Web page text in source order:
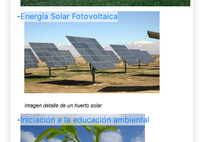
-Energía Solar Fotovoltaica
-Iniciación a la educación ambiental